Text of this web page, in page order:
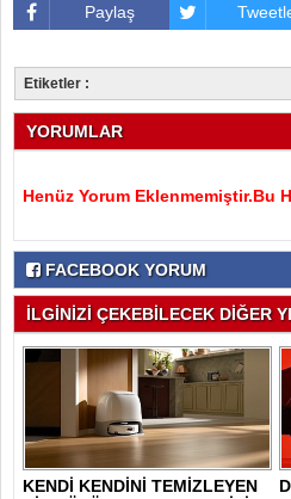
Paylaş
Etiketler :
YORUMLAR
Henüz Yorum Eklenmemiştir.Bu
FACEBOOK YORUM
İLGİNİZİ ÇEKEBİLECEK DİĞER
KENDİ KENDİNİ TEMİZLEYEN